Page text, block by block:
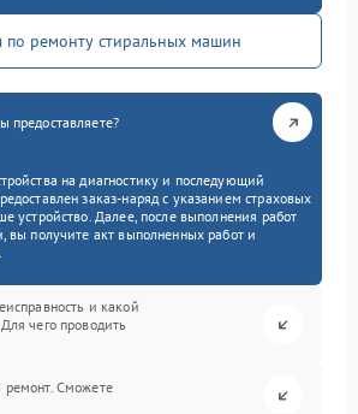
по ремонту стиральных машин
предоставляете?
на диагностику и последующий
заказ-наряд с указанием страховых
устройство. Далее, после выполнения работ
вы получите акт выполненных работ и
и какой
чего проводить
Сможете